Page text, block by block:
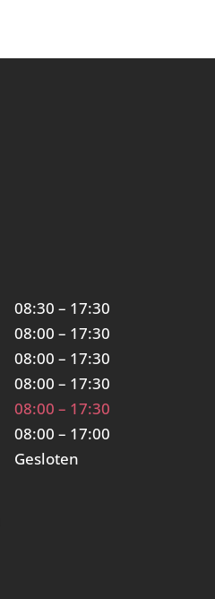
08:30 – 17:30
08:00 – 17:30
08:00 – 17:30
08:00 – 17:30
08:00 – 17:30
08:00 – 17:00
Gesloten